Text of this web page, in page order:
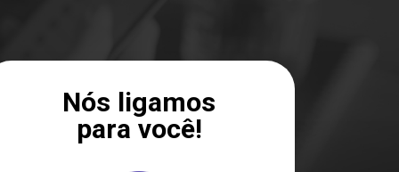
Nós ligamos
para você!